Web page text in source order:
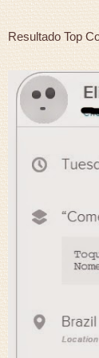
Resultado Top